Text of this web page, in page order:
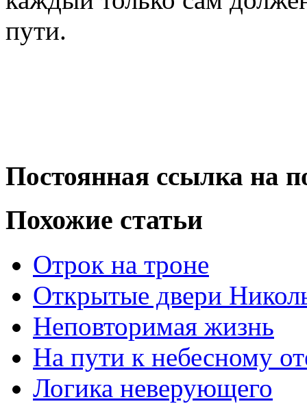
пути.
Постоянная ссылка на
Похожие статьи
Отрок на троне
Открытые двери
Неповторимая жизнь
На пути к небесному
Логика неверующего